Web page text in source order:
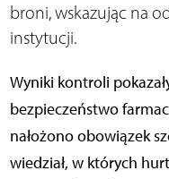
broni, wskazując na
instytucji.
Wyniki kontroli
bezpieczeństwo
nałożono obowiązek
wiedział, w których